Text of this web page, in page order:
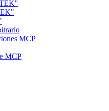
MCP
MCP